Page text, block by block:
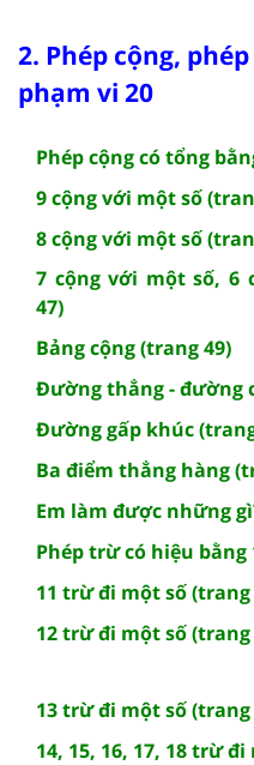
2. Phép cộng,
phạm vi 20
Phép cộng có tổng
9 cộng với một số
8 cộng với một số
7 cộng với một số, 6
47)
Bảng cộng (trang 49)
Đường thẳng - đường
Đường gấp khúc
Ba điểm thẳng hàng
Em làm được những
Phép trừ có hiệu bằng
11 trừ đi một số (trang
12 trừ đi một số (trang
13 trừ đi một số (trang
14, 15, 16, 17, 18 trừ